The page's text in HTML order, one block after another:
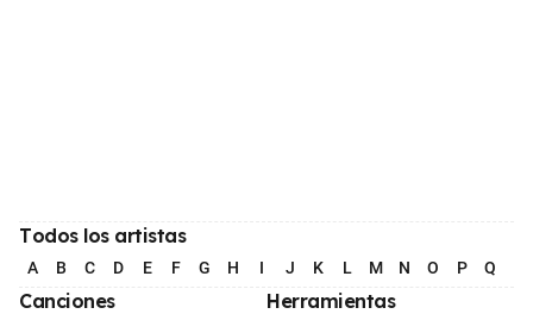
Todos los artistas
A B C D E F G H I J K L M N O P Q
Canciones Herramientas